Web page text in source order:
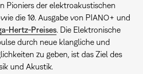
Pioniers der elektroakustischen
die 10. Ausgabe von PIANO+ und
Hertz-Preises. Die Elektronische
durch neue klangliche und
zu geben, ist das Ziel des
und Akustik.